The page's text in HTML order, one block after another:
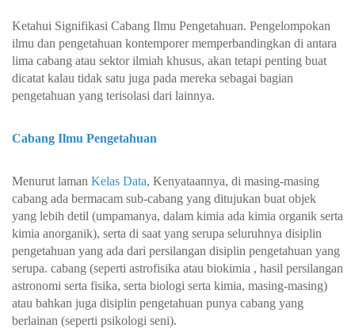
Ketahui Signifikasi Cabang Ilmu Pengetahuan. Pengelompokan
ilmu dan pengetahuan kontemporer memperbandingkan di antara
lima cabang atau sektor ilmiah khusus, akan tetapi penting buat
dicatat kalau tidak satu juga pada mereka sebagai bagian
pengetahuan yang terisolasi dari lainnya.
Cabang Ilmu Pengetahuan
Menurut laman Kelas Data, Kenyataannya, di masing-masing
cabang ada bermacam sub-cabang yang ditujukan buat objek
yang lebih detil (umpamanya, dalam kimia ada kimia organik serta
kimia anorganik), serta di saat yang serupa seluruhnya disiplin
pengetahuan yang ada dari persilangan disiplin pengetahuan yang
serupa. cabang (seperti astrofisika atau biokimia , hasil persilangan
astronomi serta fisika, serta biologi serta kimia, masing-masing)
atau bahkan juga disiplin pengetahuan punya cabang yang
berlainan (seperti psikologi seni).